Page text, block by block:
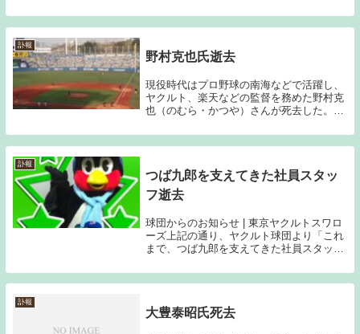
子園に出場。同年秋のドラフト会議で松井
秀喜（元巨人）を抽せんで外した阪神から
訃報
野村克也氏逝去
現役時代はプロ野球の南海などで活躍し、
ヤクルト、楽天などの監督を務めた野村克
也（のむら・かつや）さんが死去した。８
に先立たれて以降身体が少しずつ弱ってき
ているのかな？という印象は持っていたの
訃報
つば九郎を支えてきた社員スタッ
フ逝去
球団からのお知らせ | 東京ヤクルトスワロ
ーズ上記の通り、ヤクルト球団より「これ
まで、つば九郎を支えてきた社員スタッフ
た。つば九郎の長期休養が発表されたのは
つい2週間ほど前のことである。過去記事
訃報
大豊泰昭氏死去